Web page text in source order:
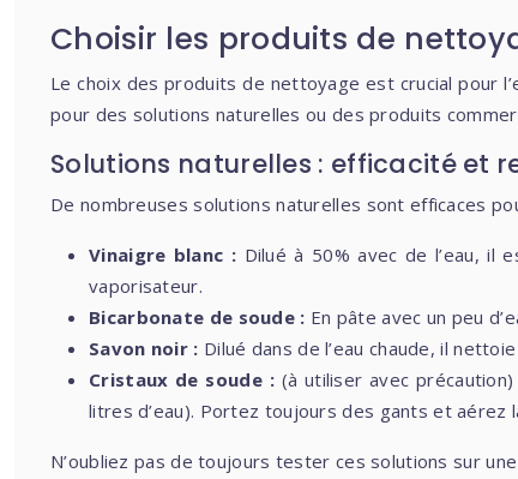
Choisir les produits de
Le choix des produits de nettoyage est crucial pour
pour des solutions naturelles ou des produits
Solutions naturelles : efficacité et
De nombreuses solutions naturelles sont efficaces
Vinaigre blanc : Dilué à 50% avec de l’eau, il
vaporisateur.
Bicarbonate de soude : En pâte avec un peu
Savon noir : Dilué dans de l’eau chaude, il
Cristaux de soude : (à utiliser avec
litres d’eau). Portez toujours des gants et aérez
N’oubliez pas de toujours tester ces solutions sur